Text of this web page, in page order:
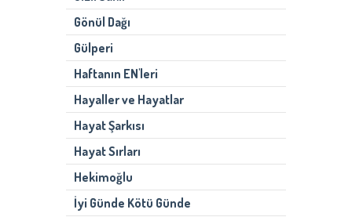
Gönül Dağı
Gülperi
Haftanın EN'leri
Hayaller ve Hayatlar
Hayat Şarkısı
Hayat Sırları
Hekimoğlu
İyi Günde Kötü Günde